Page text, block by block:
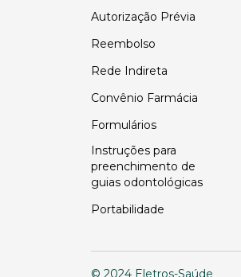
Autorização Prévia
Reembolso
Rede Indireta
Convênio Farmácia
Formulários
Instruções para
preenchimento de
guias odontológicas
Portabilidade
© 2024 Eletros-Saúde